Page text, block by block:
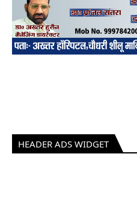
HEADER ADS WIDGET